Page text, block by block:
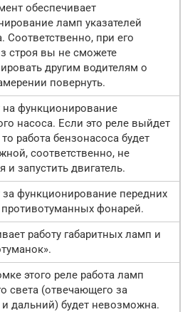
обеспечивает
ламп указателей
Соответственно, при его
строя вы не сможете
другим водителям о
повернуть.
на функционирование
насоса. Если это реле выйдет
то работа бензонасоса будет
соответственно, не
и запустить двигатель.
за функционирование передних
противотуманных фонарей.
работу габаритных ламп и
этого реле работа ламп
света (отвечающего за
дальний) будет невозможна.